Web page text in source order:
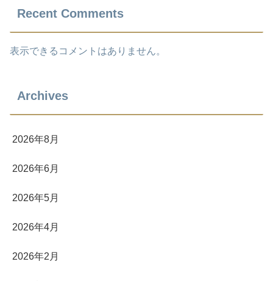
Recent Comments
表示できるコメントはありません。
Archives
2026年8月
2026年6月
2026年5月
2026年4月
2026年2月